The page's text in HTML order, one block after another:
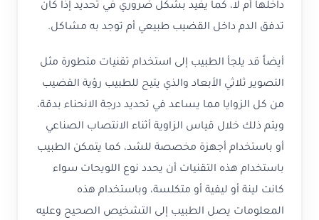
داخلها أم لا، كما يفيد بشكل ضروري في تحديد إذا كان
تدفق الدم داخل القضيب طبيعي أم توجد به مشاكل.
أيضاً قد يلجأ الطبيب إلى استخدام تقنيات متطورة مثل
التصوير ثلاثي الأبعاد والذي يتيح للطبيب رؤية القضيب
من كل الزوايا مما يساعد في تحديد درجة الانحناء بدقة،
ويتم ذلك خلال قياس الزاوية أثناء الانتصاب الصناعي
أو باستخدام أجهزة مخصصة للشد، كما يتمكن الطبيب
باستخدام هذه التقنيات أن يحدد نوع اللويحات سواء
كانت لينة أو ليفية أو متكلسة، وباستخدام هذه
المعلومات يصل الطبيب إلى التشخيص الصحيح وعليه